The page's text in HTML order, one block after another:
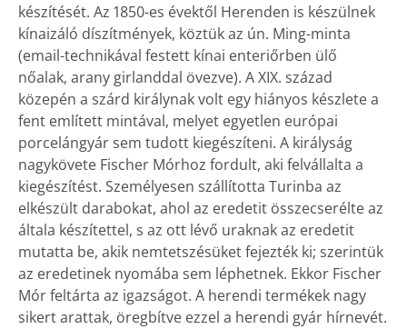
készítését. Az 1850-es évektől Herenden is készülnek
kínaizáló díszítmények, köztük az ún. Ming-minta
(email-technikával festett kínai enteriőrben ülő
nőalak, arany girlanddal övezve). A XIX. század
közepén a szárd királynak volt egy hiányos készlete a
fent említett mintával, melyet egyetlen európai
porcelángyár sem tudott kiegészíteni. A királyság
nagykövete Fischer Mórhoz fordult, aki felvállalta a
kiegészítést. Személyesen szállította Turinba az
elkészült darabokat, ahol az eredetit összecserélte az
általa készítettel, s az ott lévő uraknak az eredetit
mutatta be, akik nemtetszésüket fejezték ki; szerintük
az eredetinek nyomába sem léphetnek. Ekkor Fischer
Mór feltárta az igazságot. A herendi termékek nagy
sikert arattak, öregbítve ezzel a herendi gyár hírnevét.